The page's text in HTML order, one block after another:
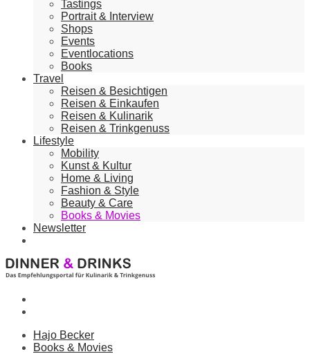
Tastings
Portrait & Interview
Shops
Events
Eventlocations
Books
Travel
Reisen & Besichtigen
Reisen & Einkaufen
Reisen & Kulinarik
Reisen & Trinkgenuss
Lifestyle
Mobility
Kunst & Kultur
Home & Living
Fashion & Style
Beauty & Care
Books & Movies
Newsletter
Hajo Becker
Books & Movies